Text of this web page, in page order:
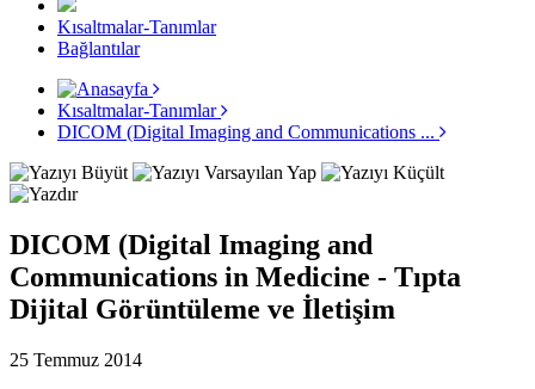
Kısaltmalar-Tanımlar
Bağlantılar
Kısaltmalar-Tanımlar
DICOM (Digital Imaging and Communications ...
DICOM (Digital Imaging and
Communications in Medicine - Tıpta
Dijital Görüntüleme ve İletişim
25 Temmuz 2014